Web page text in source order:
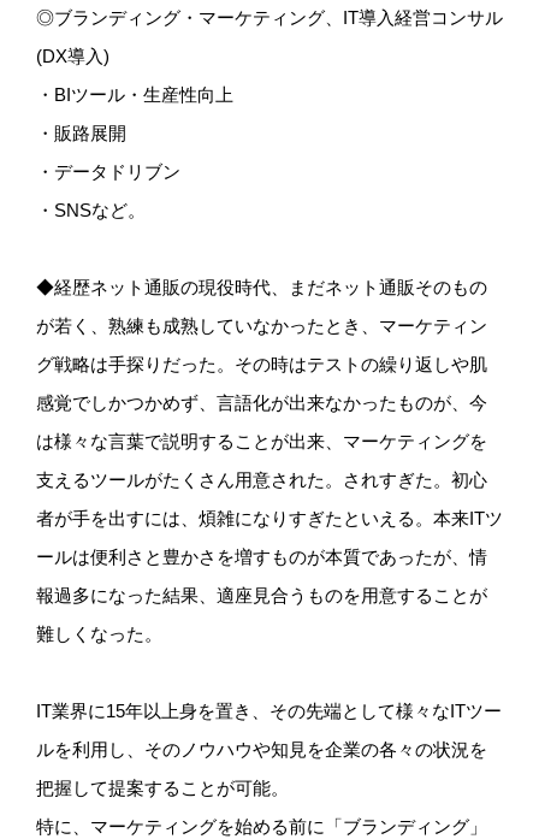
◎ブランディング・マーケティング、IT導入経営コンサル
(DX導入)
・BIツール・生産性向上
・販路展開
・データドリブン
・SNSなど。
◆経歴ネット通販の現役時代、まだネット通販そのもの
が若く、熟練も成熟していなかったとき、マーケティン
グ戦略は手探りだった。その時はテストの繰り返しや肌
感覚でしかつかめず、言語化が出来なかったものが、今
は様々な言葉で説明することが出来、マーケティングを
支えるツールがたくさん用意された。されすぎた。初心
者が手を出すには、煩雑になりすぎたといえる。本来ITツ
ールは便利さと豊かさを増すものが本質であったが、情
報過多になった結果、適座見合うものを用意することが
難しくなった。
IT業界に15年以上身を置き、その先端として様々なITツー
ルを利用し、そのノウハウや知見を企業の各々の状況を
把握して提案することが可能。
特に、マーケティングを始める前に「ブランディング」